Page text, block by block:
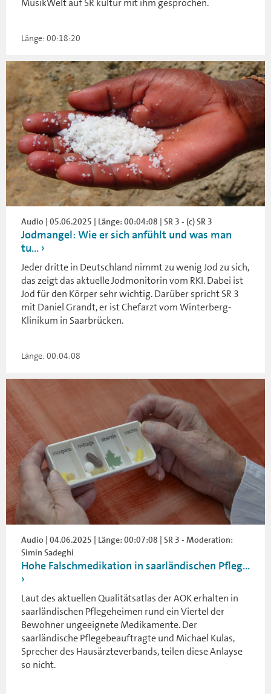
Länge: 00:18:20
Audio | 05.06.2025 | Länge: 00:04:08 | SR 3 - (c) SR 3
Jodmangel: Wie er sich anfühlt und was man
tu...
Jeder dritte in Deutschland nimmt zu wenig Jod zu sich,
das zeigt das aktuelle Jodmonitorin vom RKI. Dabei ist
Jod für den Körper sehr wichtig. Darüber spricht SR 3
mit Daniel Grandt, er ist Chefarzt vom Winterberg-
Klinikum in Saarbrücken.
Länge: 00:04:08
Audio | 04.06.2025 | Länge: 00:07:08 | SR 3 - Moderation:
Simin Sadeghi
Hohe Falschmedikation in saarländischen Pfleg...
Laut des aktuellen Qualitätsatlas der AOK erhalten in
saarländischen Pflegeheimen rund ein Viertel der
Bewohner ungeeignete Medikamente. Der
saarländische Pflegebeauftragte und Michael Kulas,
Sprecher des Hausärzteverbands, teilen diese Anlayse
so nicht.